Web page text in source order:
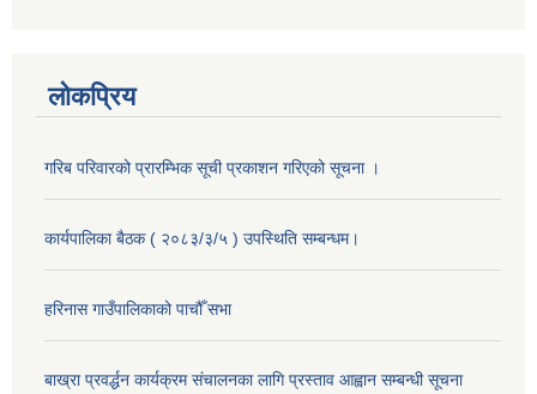
लोकप्रिय
गरिब परिवारको प्रारम्भिक सूची प्रकाशन गरिएको सूचना ।
कार्यपालिका बैठक ( २०८३/३/५ ) उपस्थिति सम्बन्धम।
हरिनास गाउँपालिकाको पाचौँ सभा
बाख्रा प्रवर्द्धन कार्यक्रम संचालनका लागि प्रस्ताव आह्वान सम्बन्धी सूचना